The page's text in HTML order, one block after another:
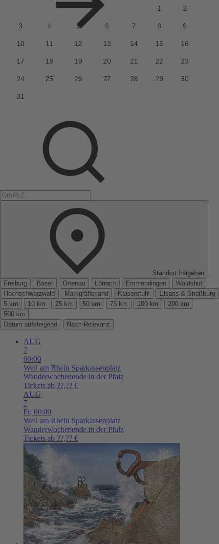
Standort freigeben
Freiburg
Basel Ortenau Lörrach Emmendingen
Waldshut
Hochschwarzwald
Markgräflerland Kaiserstuhl
Elsass & Straßburg
5 km
10 km 25 km 50 km 75 km 100 km
200 km
500 km
Datum aufsteigend
Nach Relevanz
AUG
7
00:00
Weil am Rhein Sparkassenplatz
Wanderwochenende in der Pfalz
Tickets ab ??,?? €
AUG
7
Fr, 00:00
Weil am Rhein Sparkassenplatz
Wanderwochenende in der Pfalz
Tickets ab ??,?? €